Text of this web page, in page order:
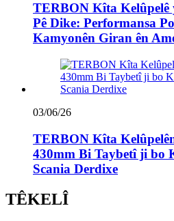
TERBON Kîta Kelûpelê
Pê Dike: Performansa
Kamyonên Giran ên
03/06/26
TERBON Kîta
430mm Bi Taybetî ji bo
Scania Derdixe
TÊKELÎ